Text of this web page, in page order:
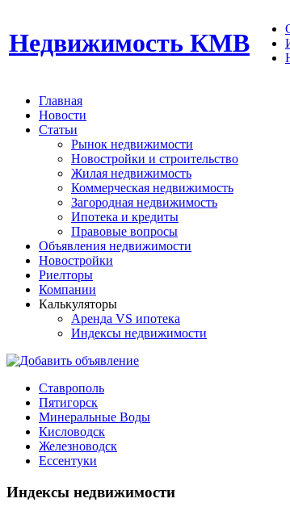
Недвижимость КМВ
Главная
Новости
Статьи
Рынок недвижимости
Новостройки и строительство
Жилая недвижимость
Коммерческая недвижимость
Загородная недвижимость
Ипотека и кредиты
Правовые вопросы
Объявления недвижимости
Новостройки
Риелторы
Компании
Калькуляторы
Аренда VS ипотека
Индексы недвижимости
Ставрополь
Пятигорск
Минеральные Воды
Кисловодск
Железноводск
Ессентуки
Индексы недвижимости